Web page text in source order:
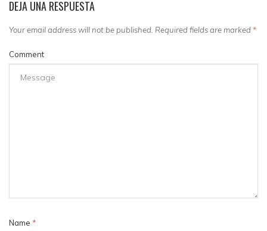
DEJA UNA RESPUESTA
Your email address will not be published. Required fields are marked *
Comment
Name *